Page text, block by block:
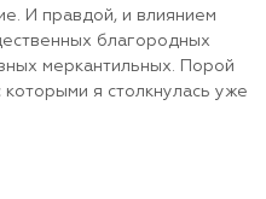
И правдой, и влиянием
благородных
меркантильных. Порой
я столкнулась уже